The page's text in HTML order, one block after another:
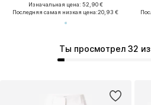
Ты просмотрел 32
Изначальная цена: 52,90 €
Последняя самая низкая цена:20,93 €